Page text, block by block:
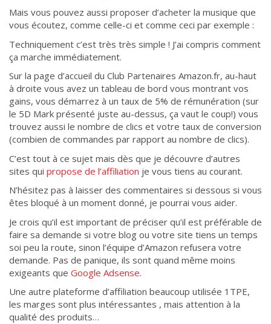
Mais vous pouvez aussi proposer d’acheter la musique que
vous écoutez, comme celle-ci et comme ceci par exemple :
Techniquement c’est très très simple ! J’ai compris comment
ça marche immédiatement.
Sur la page d’accueil du Club Partenaires Amazon.fr, au-haut
à droite vous avez un tableau de bord vous montrant vos
gains, vous démarrez à un taux de 5% de rémunération (sur
le 5D Mark présenté juste au-dessus, ça vaut le coup!) vous
trouvez aussi le nombre de clics et votre taux de conversion
(combien de commandes par rapport au nombre de clics).
C’est tout à ce sujet mais dès que je découvre d’autres
sites qui propose de l’affiliation je vous tiens au courant.
N’hésitez pas à laisser des commentaires si dessous si vous
êtes bloqué à un moment donné, je pourrai vous aider.
Je crois qu’il est important de préciser qu’il est préférable de
faire sa demande si votre blog ou votre site tiens un temps
soi peu la route, sinon l’équipe d’Amazon refusera votre
demande. Pas de panique, ils sont quand même moins
exigeants que Google Adsense.
Une autre plateforme d’affiliation beaucoup utilisée 1TPE,
les marges sont plus intéressantes , mais attention à la
qualité des produits…